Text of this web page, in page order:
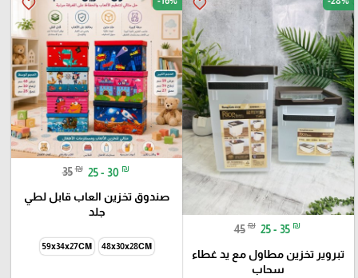
favorite_border
45 ₪ 25 - 35 ₪
تبروير تخزين مطاول مع يد غطاء
سحاب
favorite_border
35 ₪ 25 - 30 ₪
صندوق تخزين العاب قابل لطي
جلد
48x30x28CM
59x34x27CM